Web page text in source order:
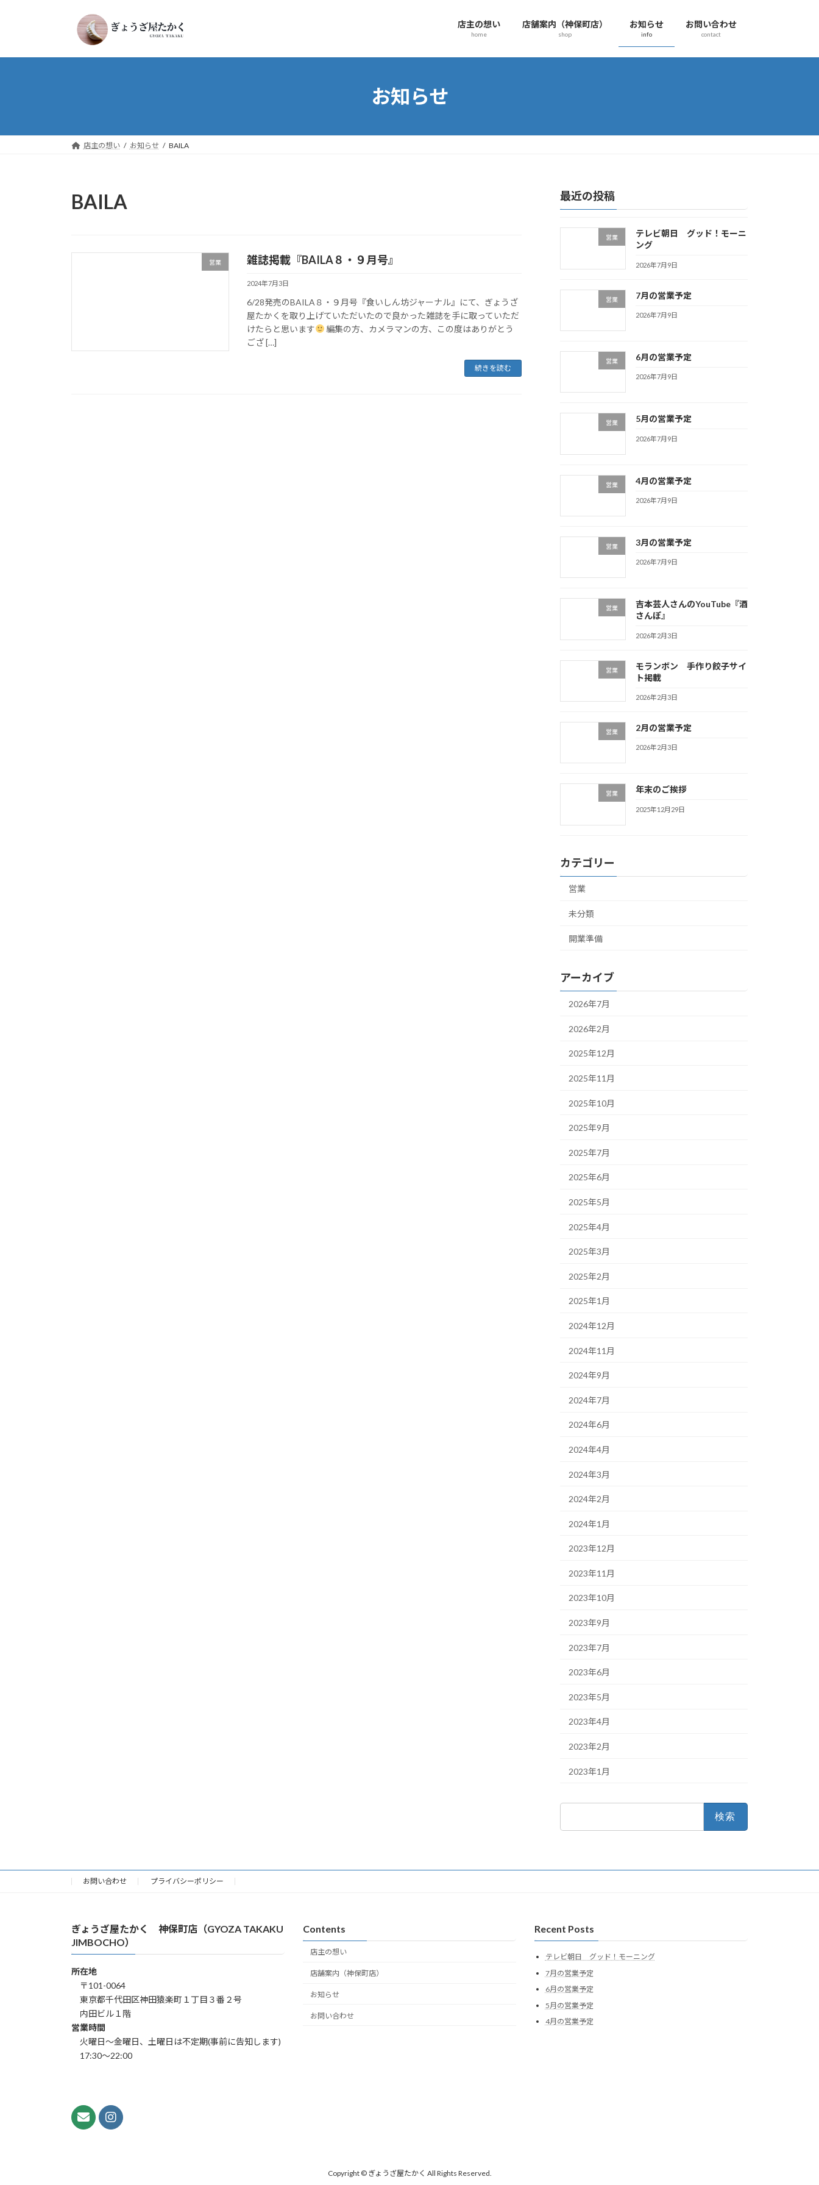
プ
動
店主の想い
home
店舗案内（神保町店）
shop
お知らせ
info
お問い合わせ
contact
お知らせ
店主の想い お知らせ BAILA
BAILA
営業 雑誌掲載『BAILA８・９月号』
2024年7月3日
6/28発売のBAILA８・９月号『食いしん坊ジャーナル』にて、ぎょうざ
屋たかくを取り上げていただいたので良かった雑誌を手に取っていただ
けたらと思います
編集の方、カメラマンの方、この度はありがとう
ござ […]
続きを読む
最近の投稿
営業
テレビ朝日 グッド！モーニ
ング
2026年7月9日
営業 7月の営業予定
2026年7月9日
営業 6月の営業予定
2026年7月9日
営業 5月の営業予定
2026年7月9日
営業 4月の営業予定
2026年7月9日
営業 3月の営業予定
2026年7月9日
営業
吉本芸人さんのYouTube『酒
さんぽ』
2026年2月3日
営業
モランボン 手作り餃子サイ
ト掲載
2026年2月3日
営業 2月の営業予定
2026年2月3日
営業 年末のご挨拶
2025年12月29日
カテゴリー
営業
未分類
開業準備
アーカイブ
2026年7月
2026年2月
2025年12月
2025年11月
2025年10月
2025年9月
2025年7月
2025年6月
2025年5月
2025年4月
2025年3月
2025年2月
2025年1月
2024年12月
2024年11月
2024年9月
2024年7月
2024年6月
2024年4月
2024年3月
2024年2月
2024年1月
2023年12月
2023年11月
2023年10月
2023年9月
2023年7月
2023年6月
2023年5月
2023年4月
2023年2月
2023年1月
お問い合わせ プライバシーポリシー
ぎょうざ屋たかく 神保町店（GYOZA TAKAKU
JIMBOCHO）
所在地
〒101-0064
東京都千代田区神田猿楽町１丁目３番２号
内田ビル１階
営業時間
火曜日～金曜日、土曜日は不定期(事前に告知します)
17:30～22:00
Contents
店主の想い
店舗案内（神保町店）
お知らせ
お問い合わせ
Recent Posts
テレビ朝日 グッド！モーニング
7月の営業予定
6月の営業予定
5月の営業予定
4月の営業予定
Copyright © ぎょうざ屋たかく All Rights Reserved.